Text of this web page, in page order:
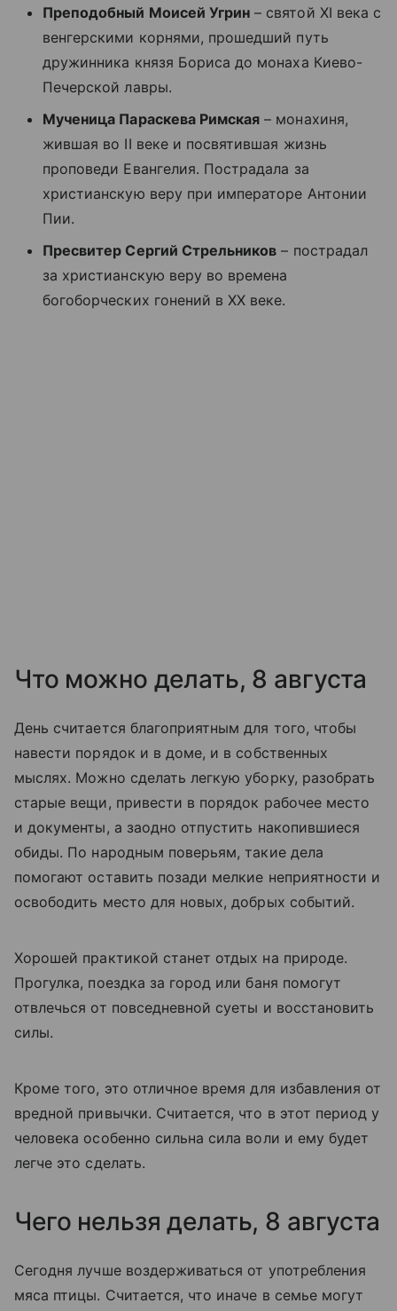
Преподобный Моисей Угрин – святой XI века с
венгерскими корнями, прошедший путь
дружинника князя Бориса до монаха Киево-
Печерской лавры.
Мученица Параскева Римская – монахиня,
жившая во II веке и посвятившая жизнь
проповеди Евангелия. Пострадала за
христианскую веру при императоре Антонии
Пии.
Пресвитер Сергий Стрельников – пострадал
за христианскую веру во времена
богоборческих гонений в XX веке.
Что можно делать, 8 августа
День считается благоприятным для того, чтобы
навести порядок и в доме, и в собственных
мыслях. Можно сделать легкую уборку, разобрать
старые вещи, привести в порядок рабочее место
и документы, а заодно отпустить накопившиеся
обиды. По народным поверьям, такие дела
помогают оставить позади мелкие неприятности и
освободить место для новых, добрых событий.
Хорошей практикой станет отдых на природе.
Прогулка, поездка за город или баня помогут
отвлечься от повседневной суеты и восстановить
силы.
Кроме того, это отличное время для избавления от
вредной привычки. Считается, что в этот период у
человека особенно сильна сила воли и ему будет
легче это сделать.
Чего нельзя делать, 8 августа
Сегодня лучше воздерживаться от употребления
мяса птицы. Считается, что иначе в семье могут